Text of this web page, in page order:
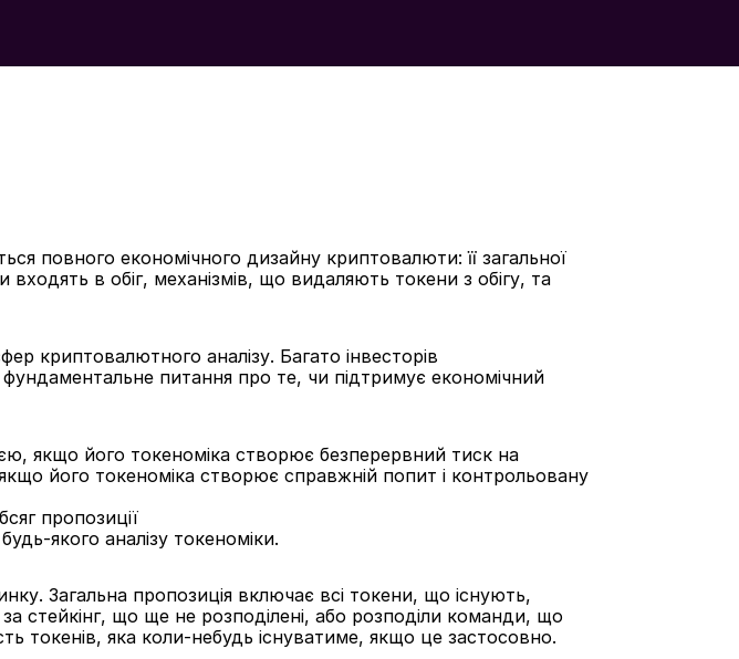
повного економічного дизайну криптовалюти: її загальної
в обіг, механізмів, що видаляють токени з обігу, та
криптовалютного аналізу. Багато інвесторів
питання про те, чи підтримує економічний
якщо його токеноміка створює безперервний тиск на
його токеноміка створює справжній попит і контрольовану
пропозиції
якого аналізу токеноміки.
Загальна пропозиція включає всі токени, що існують,
стейкінг, що ще не розподілені, або розподіли команди, що
токенів, яка коли-небудь існуватиме, якщо це застосовно.